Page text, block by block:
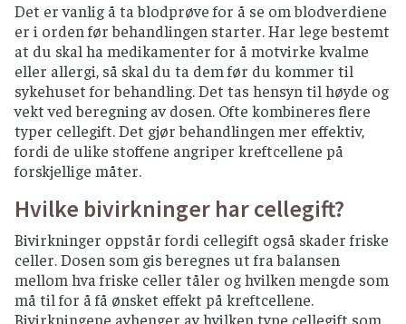
Det er vanlig å ta blodprøve for å se om blodverdiene
er i orden før behandlingen starter. Har lege bestemt
at du skal ha medikamenter for å motvirke kvalme
eller allergi, så skal du ta dem før du kommer til
sykehuset for behandling. Det tas hensyn til høyde og
vekt ved beregning av dosen. Ofte kombineres flere
typer cellegift. Det gjør behandlingen mer effektiv,
fordi de ulike stoffene angriper kreftcellene på
forskjellige måter.
Hvilke bivirkninger har cellegift?
Bivirkninger oppstår fordi cellegift også skader friske
celler. Dosen som gis beregnes ut fra balansen
mellom hva friske celler tåler og hvilken mengde som
må til for å få ønsket effekt på kreftcellene.
Bivirkningene avhenger av hvilken type cellegift som